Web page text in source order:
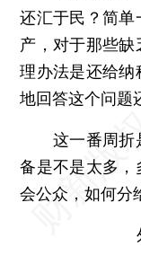
还汇于民？简单
产，对于那些
理办法是还给
地回答这个问题
这一番周折是
备是不是太多，
会公众，如何分